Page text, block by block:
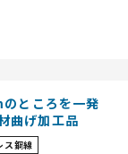
ところを一発
曲げ加工品
ス鋼線